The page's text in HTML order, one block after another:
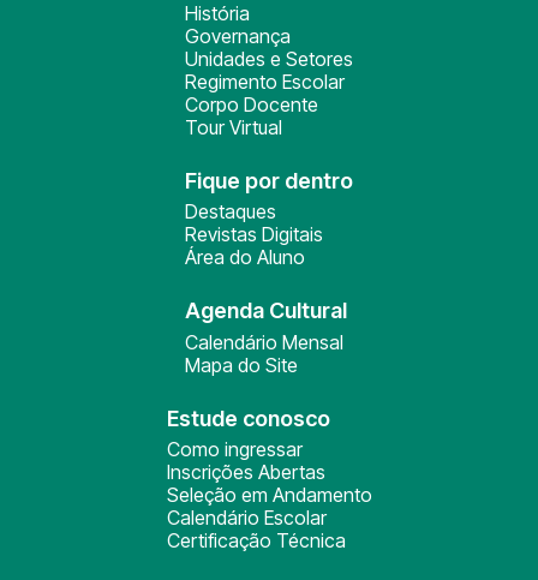
História
Governança
Unidades e Setores
Regimento Escolar
Corpo Docente
Tour Virtual
Fique por dentro
Destaques
Revistas Digitais
Área do Aluno
Agenda Cultural
Calendário Mensal
Mapa do Site
Estude conosco
Como ingressar
Inscrições Abertas
Seleção em Andamento
Calendário Escolar
Certificação Técnica